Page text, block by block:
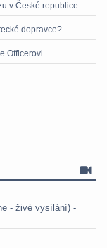
v České republice
dopravce?
Officerovi
- živé vysílání) -